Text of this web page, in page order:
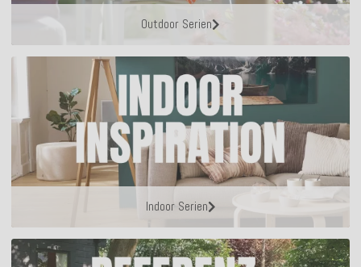
Outdoor Serien
Indoor Serien